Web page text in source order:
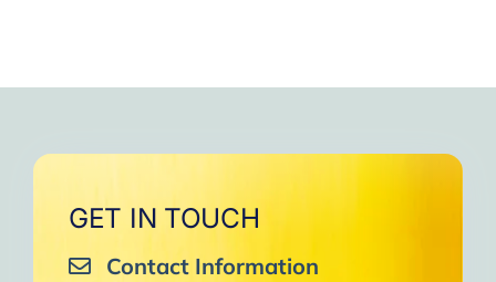
GET IN TOUCH
Contact Information